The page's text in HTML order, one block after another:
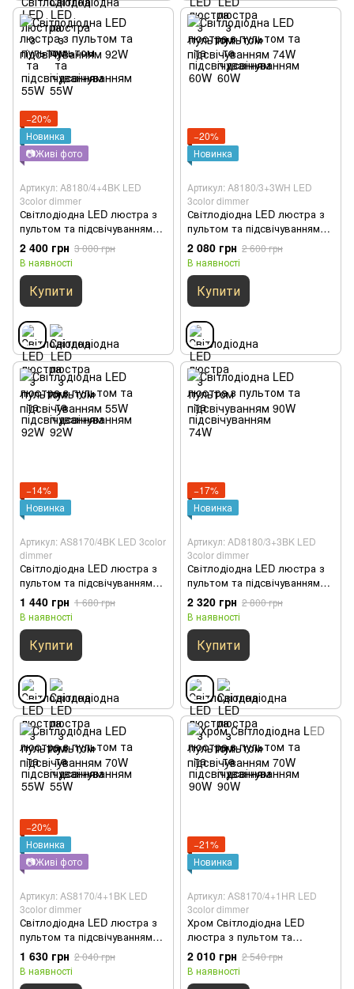
−20%
Новинка
📷Живі фото
Артикул: A8180/4+4BK LED
3color dimmer
Світлодіодна LED люстра з
пультом та підсвічуванням
92W
2 400 грн 3 000 грн
В наявності
Купити
−20%
Новинка
Артикул: A8180/3+3WH LED
3color dimmer
Світлодіодна LED люстра з
пультом та підсвічуванням
74W
2 080 грн 2 600 грн
В наявності
Купити
−14%
Новинка
Артикул: AS8170/4BK LED 3color
dimmer
Світлодіодна LED люстра з
пультом та підсвічуванням
55W
1 440 грн 1 680 грн
В наявності
Купити
−17%
Новинка
Артикул: AD8180/3+3BK LED
3color dimmer
Світлодіодна LED люстра з
пультом та підсвічуванням
90W
2 320 грн 2 800 грн
В наявності
Купити
−20%
Новинка
📷Живі фото
Артикул: AS8170/4+1BK LED
3color dimmer
Світлодіодна LED люстра з
пультом та підсвічуванням
70W
1 630 грн 2 040 грн
В наявності
−21%
Новинка
Артикул: AS8170/4+1HR LED
3color dimmer
Хром Світлодіодна LED
люстра з пультом та
підсвічуванням 70W
2 010 грн 2 540 грн
В наявності